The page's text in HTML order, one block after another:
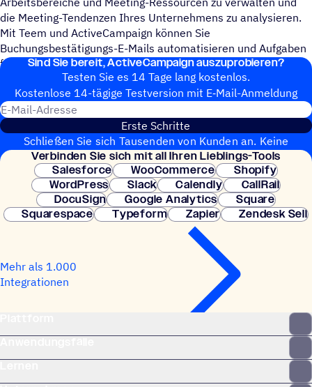
die Meeting-Tendenzen Ihres Unternehmens zu analysieren.
Mit Teem und ActiveCampaign können Sie
Buchungsbestätigungs-E-Mails automatisieren und Aufgaben
für Benutzer erstellen.
Sind Sie bereit, ActiveCampaign auszuprobieren?
Testen Sie es 14 Tage lang kostenlos.
Kosten­lose 14-tägige Test­ver­sion mit E‑Mail-Anmel­dung
Erste Schritte
Schließen Sie sich Tausenden von Kunden an. Keine
Kreditkarte erforderlich. Sofortige Einrichtung.
Verbin­den Sie sich mit all Ihren Lieblings-Tools
Salesforce
WooCommerce
Shopify
WordPress
Slack Calendly
CallRail
DocuSign
Google Analytics
Square
Squarespace
Typeform Zapier Zendesk Sell
Mehr als 1.000
Integrationen